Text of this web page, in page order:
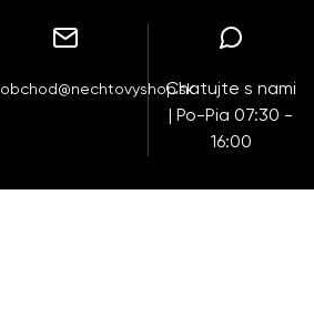
obchod@nechtovyshop.skChatujte s nami
| Po-Pia 07:30 -
16:00